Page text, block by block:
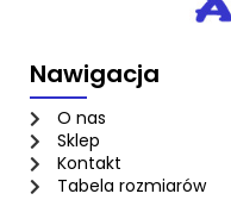
Nawigacja
O nas
Sklep
Kontakt
Tabela rozmiarów